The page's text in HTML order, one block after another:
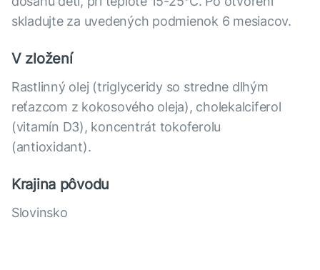
skladujte za uvedených podmienok 6 mesiacov.
V zložení
Rastlinný olej (triglyceridy so stredne dlhým
reťazcom z kokosového oleja), cholekalciferol
(vitamín D3), koncentrát tokoferolu
(antioxidant).
Krajina pôvodu
Slovinsko